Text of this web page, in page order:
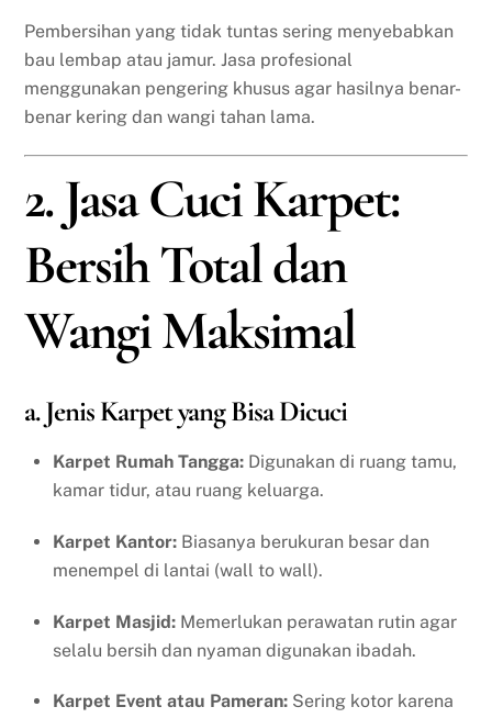
Pembersihan yang tidak tuntas sering menyebabkan
bau lembap atau jamur. Jasa profesional
menggunakan pengering khusus agar hasilnya benar-
benar kering dan wangi tahan lama.
2. Jasa Cuci Karpet:
Bersih Total dan
Wangi Maksimal
a. Jenis Karpet yang Bisa Dicuci
Karpet Rumah Tangga: Digunakan di ruang tamu,
kamar tidur, atau ruang keluarga.
Karpet Kantor: Biasanya berukuran besar dan
menempel di lantai (wall to wall).
Karpet Masjid: Memerlukan perawatan rutin agar
selalu bersih dan nyaman digunakan ibadah.
Karpet Event atau Pameran: Sering kotor karena